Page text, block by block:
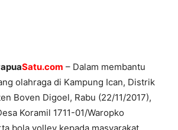
Satu.com – Dalam membantu
olahraga di Kampung Ican, Distrik
Boven Digoel, Rabu (22/11/2017),
Koramil 1711-01/Waropko
bola volley kepada masyarakat